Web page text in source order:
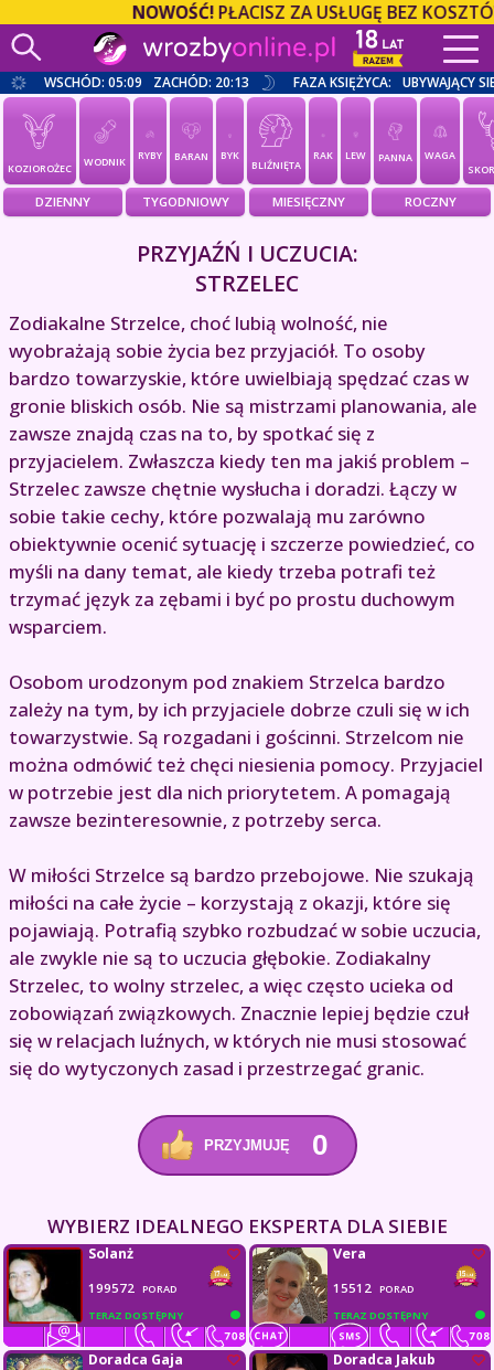
NOWOŚĆ!PŁACISZ ZA USŁUGĘ BEZ KOSZTÓW
WSCHÓD: 05:09 ZACHÓD: 20:13 FAZA KSIĘŻYCA: UBYWAJĄCY
KOZIOROŻEC WODNIK RYBY BARAN BYK
BLIŹNIĘTA
RAK LEW PANNA
WAGA
DZIENNY TYGODNIOWY MIESIĘCZNY ROCZNY
PRZYJAŹŃ I UCZUCIA:
STRZELEC
Zodiakalne Strzelce, choć lubią wolność, nie
wyobrażają sobie życia bez przyjaciół. To osoby
bardzo towarzyskie, które uwielbiają spędzać czas w
gronie bliskich osób. Nie są mistrzami planowania, ale
zawsze znajdą czas na to, by spotkać się z
przyjacielem. Zwłaszcza kiedy ten ma jakiś problem –
Strzelec zawsze chętnie wysłucha i doradzi. Łączy w
sobie takie cechy, które pozwalają mu zarówno
obiektywnie ocenić sytuację i szczerze powiedzieć, co
myśli na dany temat, ale kiedy trzeba potrafi też
trzymać język za zębami i być po prostu duchowym
wsparciem.
Osobom urodzonym pod znakiem Strzelca bardzo
zależy na tym, by ich przyjaciele dobrze czuli się w ich
towarzystwie. Są rozgadani i gościnni. Strzelcom nie
można odmówić też chęci niesienia pomocy. Przyjaciel
w potrzebie jest dla nich priorytetem. A pomagają
zawsze bezinteresownie, z potrzeby serca.
W miłości Strzelce są bardzo przebojowe. Nie szukają
miłości na całe życie – korzystają z okazji, które się
pojawiają. Potrafią szybko rozbudzać w sobie uczucia,
ale zwykle nie są to uczucia głębokie. Zodiakalny
Strzelec, to wolny strzelec, a więc często ucieka od
zobowiązań związkowych. Znacznie lepiej będzie czuł
się w relacjach luźnych, w których nie musi stosować
się do wytyczonych zasad i przestrzegać granic.
PRZYJMUJĘ 0
WYBIERZ IDEALNEGO EKSPERTA DLA SIEBIE
TERAZ DOSTĘPNY
Solanż
199572
PORAD
TERAZ DOSTĘPNY
Vera
15512 PORAD
Doradca Gaja Doradca Jakub